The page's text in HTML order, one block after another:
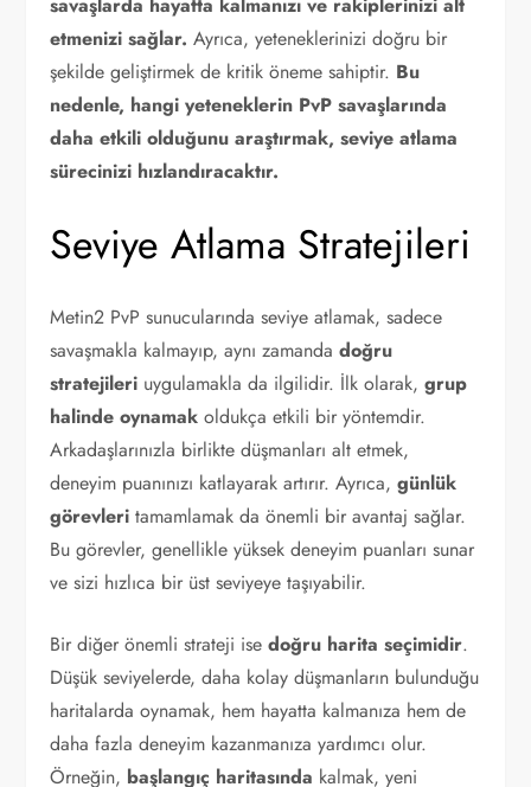
etmenizi sağlar. Ayrıca, yeteneklerinizi doğru bir
şekilde geliştirmek de kritik öneme sahiptir. Bu
nedenle, hangi yeteneklerin PvP savaşlarında
daha etkili olduğunu araştırmak, seviye atlama
sürecinizi hızlandıracaktır.
Seviye Atlama Stratejileri
Metin2 PvP sunucularında seviye atlamak, sadece
savaşmakla kalmayıp, aynı zamandadoğru
stratejileri uygulamakla da ilgilidir. İlk olarak,grup
halinde oynamak oldukça etkili bir yöntemdir.
Arkadaşlarınızla birlikte düşmanları alt etmek,
deneyim puanınızı katlayarak artırır. Ayrıca,günlük
görevleri tamamlamak da önemli bir avantaj sağlar.
Bu görevler, genellikle yüksek deneyim puanları sunar
ve sizi hızlıca bir üst seviyeye taşıyabilir.
Bir diğer önemli strateji isedoğru harita seçimidir.
Düşük seviyelerde, daha kolay düşmanların bulunduğu
haritalarda oynamak, hem hayatta kalmanıza hem de
daha fazla deneyim kazanmanıza yardımcı olur.
Örneğin, başlangıç haritasında kalmak, yeni